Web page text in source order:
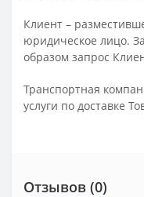
Клиент –
юридическое лицо.
образом запрос
Транспортная
услуги по доставке
Отзывов (0)